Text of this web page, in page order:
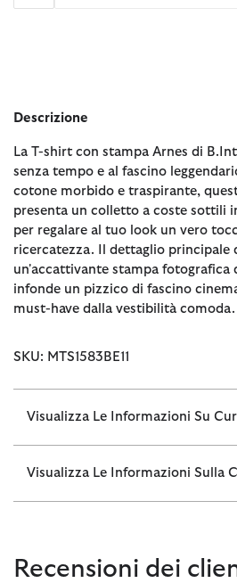
Descrizione
La T-shirt con stampa Arnes di
senza tempo e al fascino
cotone morbido e traspirante,
presenta un colletto a coste sottili
per regalare al tuo look un vero
ricercatezza. Il dettaglio principale
un'accattivante stampa fotografica
infonde un pizzico di fascino
must-have dalla vestibilità comoda.
SKU: MTS1583BE11
Visualizza Le Informazioni Su
Visualizza Le Informazioni Sulla
Recensioni dei